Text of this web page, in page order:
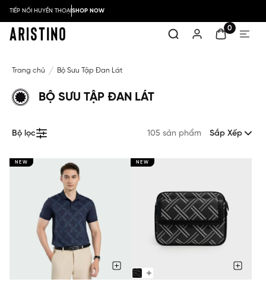
TIẾP NỐI HUYỀN THOẠISHOP NOW
0
Trang chủ Bộ Sưu Tập Đan Lát
BỘ SƯU TẬP ĐAN LÁT
Bộ lọc 105 sản phẩm Sắp Xếp
NEW NEW